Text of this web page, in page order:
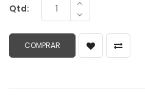
Qtd: